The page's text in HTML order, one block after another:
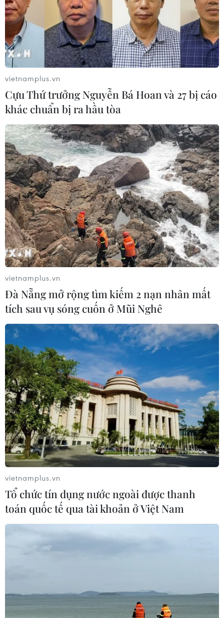
Pochettino sẽ đi về đâu sau khi rời khỏi
Tottenham Hotspur?
20/11/2019 09:23
Sau khi Tottenham Hotspur bất ngờ đưa ra quyết định
"trảm tướng" đối với Mauricio Pochettino, ngay lập tức
đã có nhiều lời đồn đoán về điểm dừng chân tiếp theo
của chiến lược gia người Argentina.
vietnamplus.vn
Cựu Thứ trưởng Nguyễn Bá Hoan và 27 bị cáo
khác chuẩn bị ra hầu tòa
vietnamplus.vn
Đà Nẵng mở rộng tìm kiếm 2 nạn nhân mất
tích sau vụ sóng cuốn ở Mũi Nghê
vietnamplus.vn
Tổ chức tín dụng nước ngoài được thanh
toán quốc tế qua tài khoản ở Việt Nam